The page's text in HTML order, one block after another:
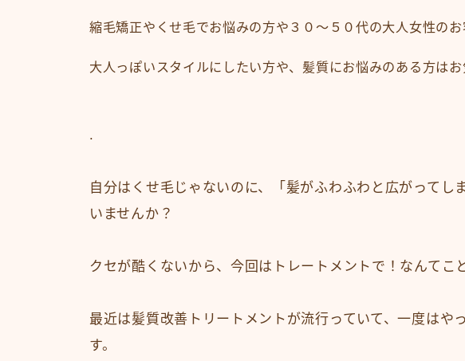
縮毛
サロ
毛髪
間違
縮毛矯正やくせ毛でお悩みの方や３０〜５０代の大人女性のお
大人っぽいスタイルにしたい方や、髪質にお悩みのある方はお
.
自分はくせ毛じゃないのに、「髪がふわふわと広がってし
いませんか？
クセが酷くないから、今回はトレートメントで！なんてこ
最近は髪質改善トリートメントが流行っていて、一度はや
す。